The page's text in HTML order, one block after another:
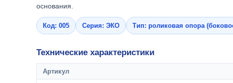
основания.
Код: 005 Серия: ЭКО Тип: роликовая опора
Технические характеристики
Артикул